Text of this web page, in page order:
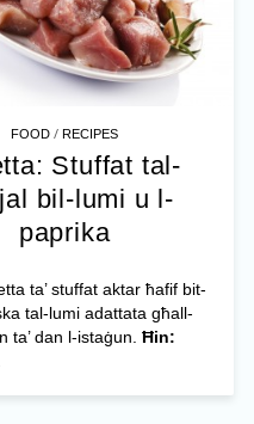
FOOD /RECIPES
Stuffat tal-
bil-lumi u l-
paprika
ta’ stuffat aktar ħafif bit-
tal-lumi adattata għall-
ta’ dan l-istaġun. Ħin: